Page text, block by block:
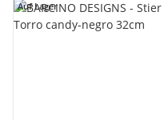
Auf Lager